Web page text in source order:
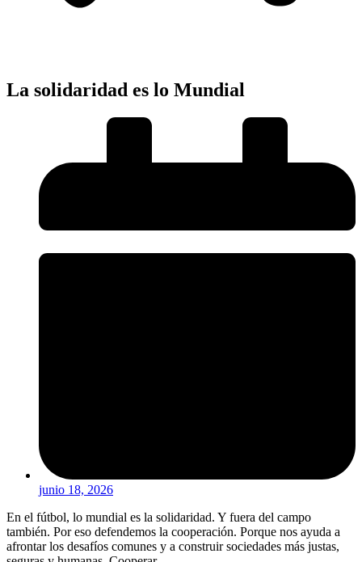
La solidaridad es lo Mundial
junio 18, 2026
En el fútbol, lo mundial es la solidaridad. Y fuera del campo
también. Por eso defendemos la cooperación. Porque nos ayuda a
afrontar los desafíos comunes y a construir sociedades más justas,